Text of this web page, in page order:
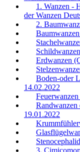
1. Wanzen -
der Wanzen
2.
Erdwanzen
Boden-oder
14.02.2022
Randwanzen
19.01.2022
3.